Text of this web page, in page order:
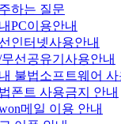
하는 질문
PC이용안내
인터넷사용안내
선공유기사용안내
불법소프트웨어
폰트 사용금지 안내
메일 이용 안내